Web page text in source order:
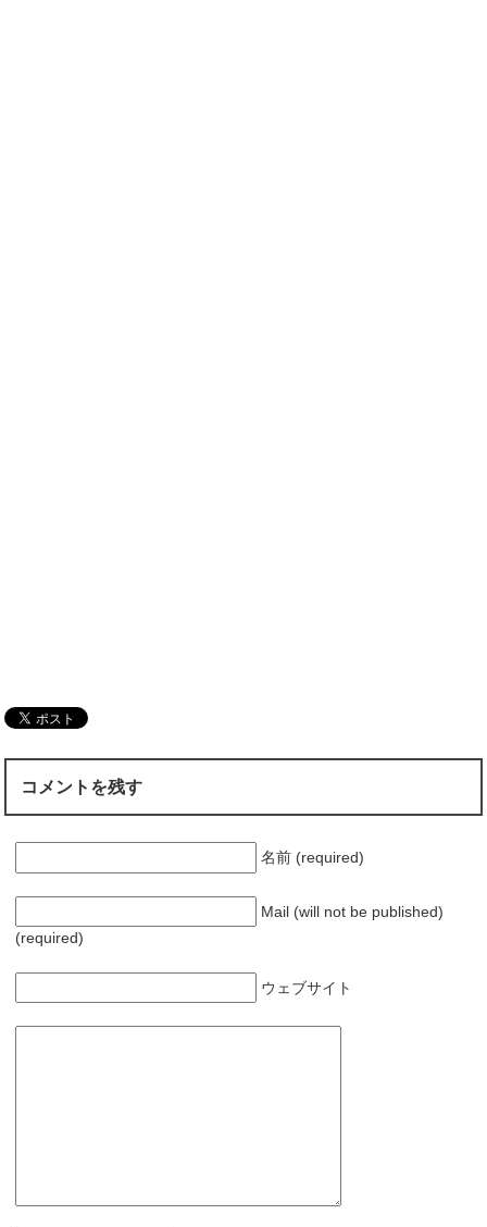
コメントを残す
名前 (required)
Mail (will not be published)
(required)
ウェブサイト